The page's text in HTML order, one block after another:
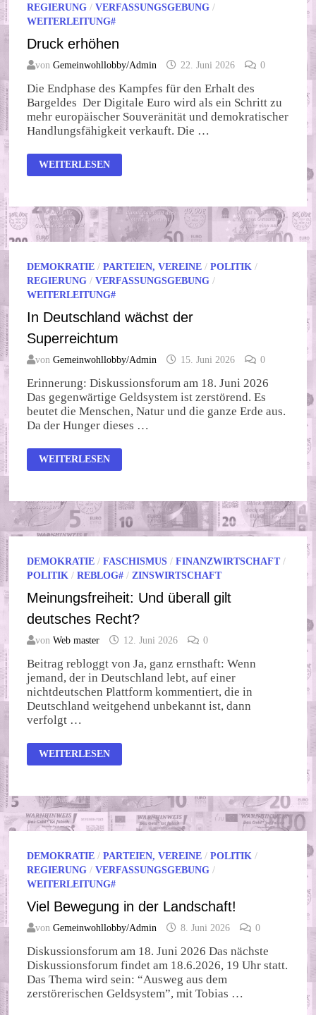
REGIERUNG /VERFASSUNGSGEBUNG /
WEITERLEITUNG#
Druck erhöhen
vonGemeinwohllobby/Admin 22. Juni 2026 0
Die Endphase des Kampfes für den Erhalt des
Bargeldes Der Digitale Euro wird als ein Schritt zu
mehr europäischer Souveränität und demokratischer
Handlungsfähigkeit verkauft. Die …
DRUCK
ERHÖHEN
WEITERLESEN
DEMOKRATIE /PARTEIEN, VEREINE /POLITIK /
REGIERUNG /VERFASSUNGSGEBUNG /
WEITERLEITUNG#
In Deutschland wächst der
Superreichtum
vonGemeinwohllobby/Admin 15. Juni 2026 0
Erinnerung: Diskussionsforum am 18. Juni 2026
Das gegenwärtige Geldsystem ist zerstörend. Es
beutet die Menschen, Natur und die ganze Erde aus.
Da der Hunger dieses …
IN
DEUTSCHLAND
WEITERLESEN
DEMOKRATIE /FASCHISMUS /FINANZWIRTSCHAFT/
POLITIK /REBLOG# /ZINSWIRTSCHAFT
Meinungsfreiheit: Und überall gilt
deutsches Recht?
vonWeb master 12. Juni 2026 0
Beitrag rebloggt von Ja, ganz ernsthaft: Wenn
jemand, der in Deutschland lebt, auf einer
nichtdeutschen Plattform kommentiert, die in
Deutschland weitgehend unbekannt ist, dann
verfolgt …
MEINUNGSFREIHEIT:
UND
RECHT?
WEITERLESEN
DEMOKRATIE /PARTEIEN, VEREINE /POLITIK /
REGIERUNG /VERFASSUNGSGEBUNG /
WEITERLEITUNG#
Viel Bewegung in der Landschaft!
vonGemeinwohllobby/Admin 8. Juni 2026 0
Diskussionsforum am 18. Juni 2026 Das nächste
Diskussionsforum findet am 18.6.2026, 19 Uhr statt.
Das Thema wird sein: “Ausweg aus dem
zerstörerischen Geldsystem”, mit Tobias …